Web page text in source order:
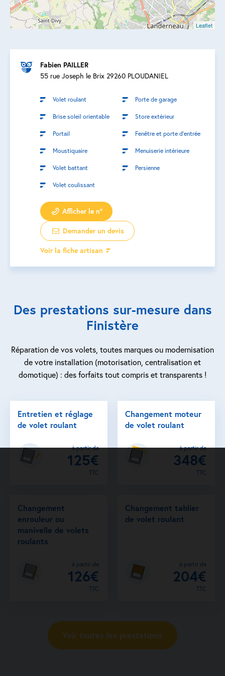
Leaflet
Fabien PAILLER
55 rue Joseph le Brix 29260 PLOUDANIEL
Volet roulant Porte de garage
Brise soleil orientable Store extérieur
Portail Fenêtre et porte d’entrée
Moustiquaire Menuiserie intérieure
Volet battant Persienne
Volet coulissant
Afficher le n°
Demander un devis
Voir la fiche artisan
Des prestations sur-mesure dans
Finistère
Réparation de vos volets, toutes marques ou modernisation
de votre installation (motorisation, centralisation et
domotique) : des forfaits tout compris et transparents !
Entretien et réglage
de volet roulant
à partir de
125€
TTC
Changement moteur
de volet roulant
à partir de
348€
TTC
Changement
enrouleur ou
manivelle de volets
roulants
à partir de
126€
TTC
Changement tablier
de volet roulant
à partir de
204€
TTC
Voir toutes les prestations